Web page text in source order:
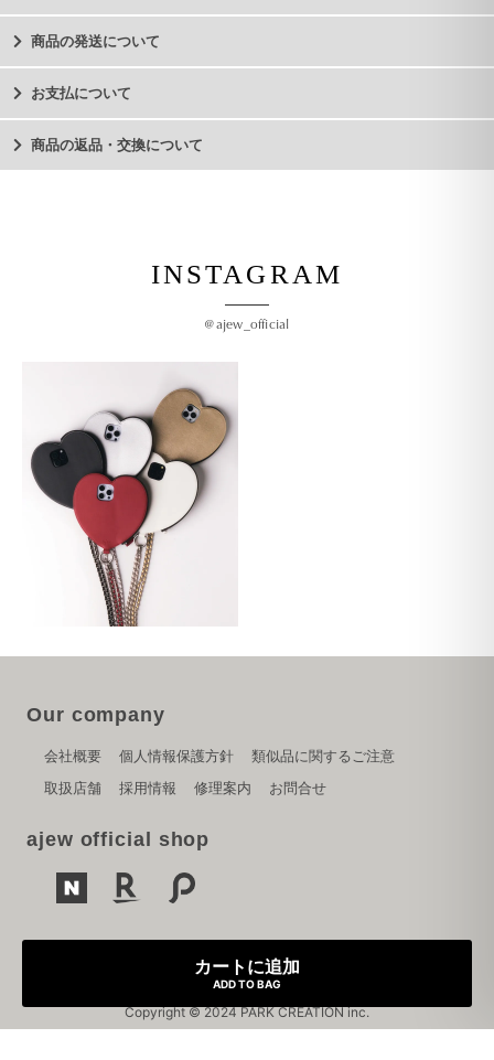
カートに追加
ADD TO BAG
商品の発送について
お支払について
商品の返品・交換について
INSTAGRAM
@ajew_official
Our company
会社概要 個人情報保護方針
類似品に関するご注意
取扱店舗
採用情報 修理案内 お問合せ
ajew official shop
Copyright © 2024 PARK CREATION inc.